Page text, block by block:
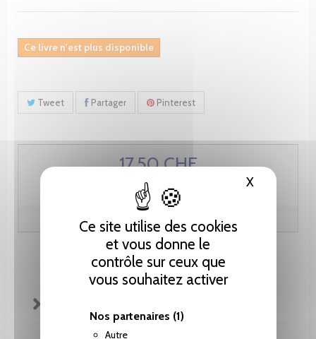
Ce site utilise des cookies
et vous donne le
contrôle sur ceux que
vous souhaitez activer
Nos partenaires (1)
Autre
XMasquer
Ce livre n'est plus disponible
Tweet Partager Pinterest
17.50 CHF